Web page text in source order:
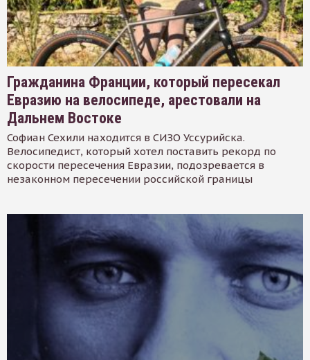
Гражданина Франции, который пересекал
Евразию на велосипеде, арестовали на
Дальнем Востоке
Софиан Сехили находится в СИЗО Уссурийска.
Велосипедист, который хотел поставить рекорд по
скорости пересечения Евразии, подозревается в
незаконном пересечении российской границы